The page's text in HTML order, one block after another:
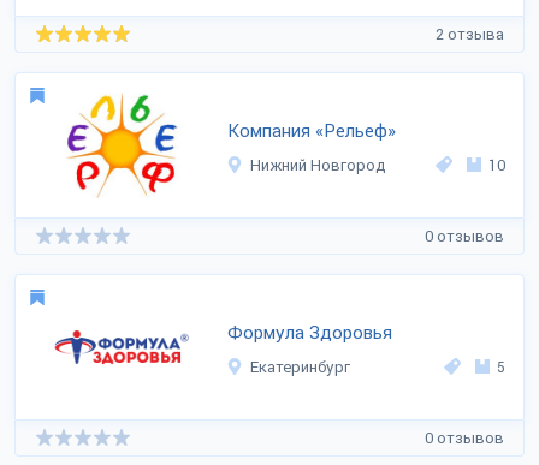
2 отзыва
Компания «Рельеф»
Нижний Новгород 10
0 отзывов
Формула Здоровья
Екатеринбург 5
0 отзывов